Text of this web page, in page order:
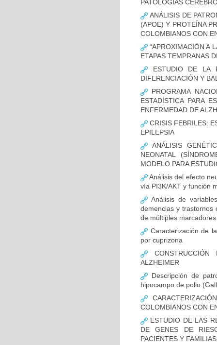
PATOLOGÍAS
ANÁLISIS DE
(APOE) Y PROTEÍNA
COLOMBIANOS CON
“APROXIMACIÒN A
ETAPAS TEMPRANAS
ESTUDIO DE LA
DIFERENCIACIÓN Y
PROGRAMA
ESTADÍSTICA PARA
ENFERMEDAD DE
CRISIS FEBRILES:
EPILEPSIA
ANÁLISIS
NEONATAL
MODELO PARA
Análisis del efecto
vía PI3K/AKT y función
Análisis de
demencias y trastornos
de múltiples
Caracterización de
por cuprizona
ALZHEIMER
Descripción de
hipocampo de pollo
COLOMBIANOS CON
ESTUDIO DE LAS
DE GENES DE
PACIENTES Y